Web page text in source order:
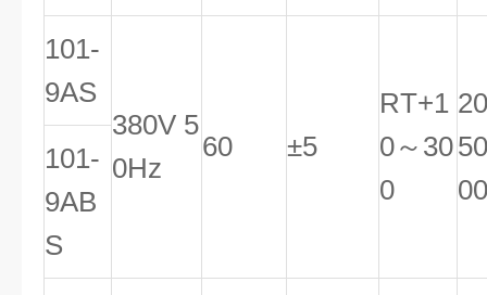
101-
9AS
380V 5
0Hz
60 ±5
RT+1
0～30
0
00
101-
9AB
S